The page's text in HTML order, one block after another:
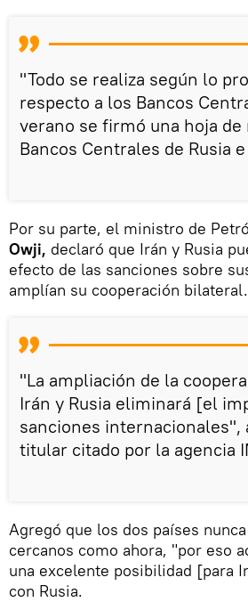
"Todo se realiza según lo
respecto a los Bancos
verano se firmó una hoja
Bancos Centrales de Rusia
Por su parte, el ministro de
Owji, declaró que Irán y Rusia
efecto de las sanciones sobre
amplían su cooperación bilateral.
"La ampliación de la
Irán y Rusia eliminará [el
sanciones internacionales",
titular citado por la agencia
Agregó que los dos países
cercanos como ahora, "por eso
una excelente posibilidad [para
con Rusia.